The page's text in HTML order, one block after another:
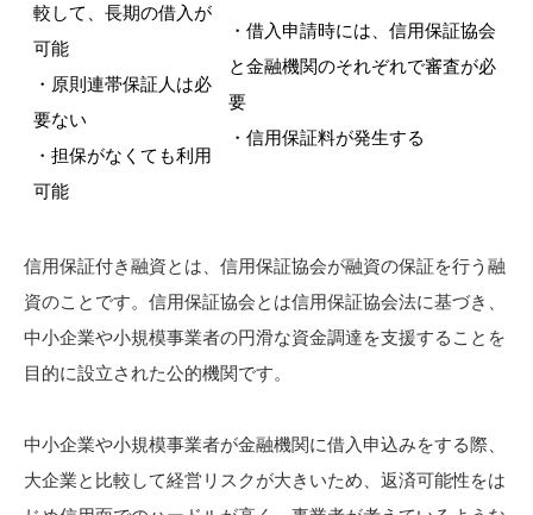
較して、長期の借入が
可能
・原則連帯保証人は必
要ない
・担保がなくても利用
可能
・借入申請時には、信用保証協会
と金融機関のそれぞれで審査が必
要
・信用保証料が発生する
信用保証付き融資とは、信用保証協会が融資の保証を行う融
資のことです。信用保証協会とは信用保証協会法に基づき、
中小企業や小規模事業者の円滑な資金調達を支援することを
目的に設立された公的機関です。
中小企業や小規模事業者が金融機関に借入申込みをする際、
大企業と比較して経営リスクが大きいため、返済可能性をは